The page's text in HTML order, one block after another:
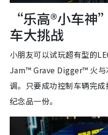
“乐高®小车神
车大挑战
小朋友可以试玩超有型的
Jam™ Grave Digger™ 火与
调。只要成功控制车辆完
纪念品一份。